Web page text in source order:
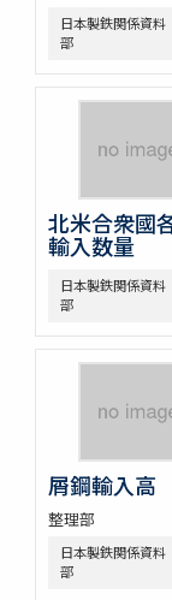
日本製鉄関係資
部
北米合衆國
輸入数量
日本製鉄関係資
部
屑鋼輸入高
整理部
日本製鉄関係資
部